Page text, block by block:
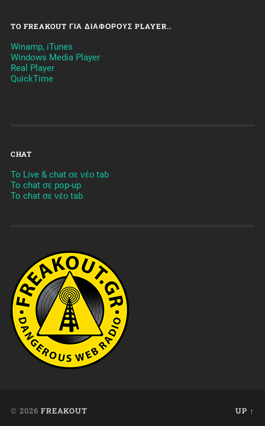
TO FREAKOUT ΓΙΑ ΔΙΆΦΟΡΟΥΣ PLAYER..
Winamp, iTunes
Windows Media Player
Real Player
QuickTime
CHAT
To Live & chat σε νέο tab
To chat σε pop-up
To chat σε νέο tab
© 2026 FREAKOUT UP ↑